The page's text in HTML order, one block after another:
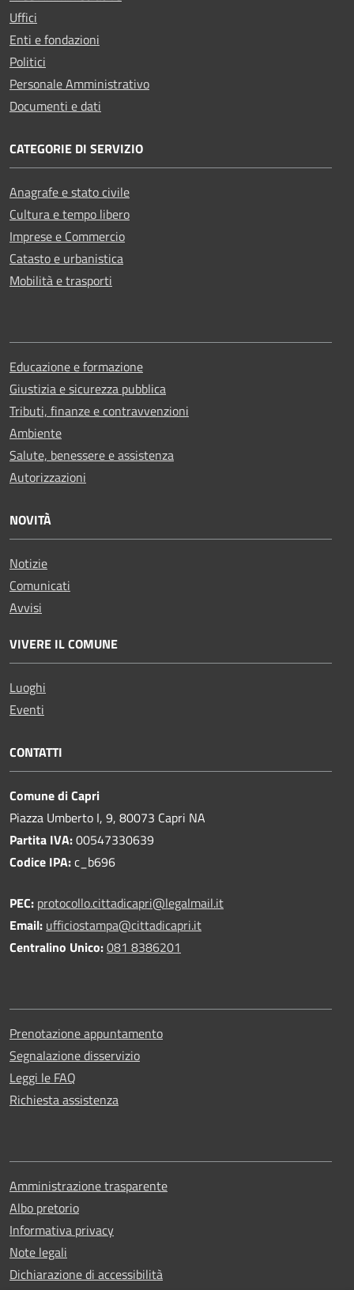
Uffici
Enti e fondazioni
Politici
Personale Amministrativo
Documenti e dati
CATEGORIE DI SERVIZIO
Anagrafe e stato civile
Cultura e tempo libero
Imprese e Commercio
Catasto e urbanistica
Mobilità e trasporti
Educazione e formazione
Giustizia e sicurezza pubblica
Tributi, finanze e contravvenzioni
Ambiente
Salute, benessere e assistenza
Autorizzazioni
NOVITÀ
Notizie
Comunicati
Avvisi
VIVERE IL COMUNE
Luoghi
Eventi
CONTATTI
Comune di Capri
Piazza Umberto I, 9, 80073 Capri NA
Partita IVA:00547330639
Codice IPA:c_b696
PEC: protocollo.cittadicapri@legalmail.it
Email: ufficiostampa@cittadicapri.it
Centralino Unico:081 8386201
Prenotazione appuntamento
Segnalazione disservizio
Leggi le FAQ
Richiesta assistenza
Amministrazione trasparente
Albo pretorio
Informativa privacy
Note legali
Dichiarazione di accessibilità